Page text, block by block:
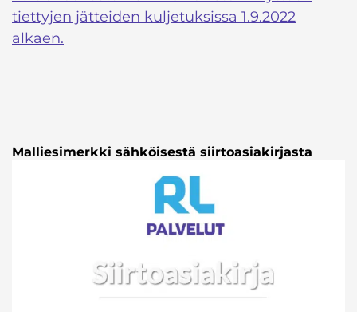
tiettyjen jätteiden kuljetuksissa 1.9.2022
alkaen.
Malliesimerkki sähköisestä siirtoasiakirjasta